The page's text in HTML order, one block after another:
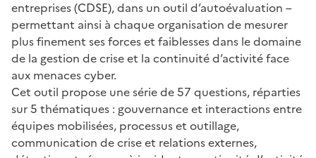
entreprises (CDSE), dans un outil d’autoévaluation –
permettant ainsi à chaque organisation de mesurer
plus finement ses forces et faiblesses dans le domaine
de la gestion de crise et la continuité d’activité face
aux menaces cyber.
Cet outil propose une série de 57 questions, réparties
sur 5 thématiques : gouvernance et interactions entre
équipes mobilisées, processus et outillage,
communication de crise et relations externes,